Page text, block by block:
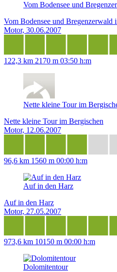
Vom Bodensee und
Vom Bodensee und Bregenzerwald
Motor, 30.06.2007
122,3 km 2170 m 03:50 h:m
Nette kleine Tour im
Nette kleine Tour im Bergischen
Motor, 12.06.2007
96,6 km 1560 m 00:00 h:m
Auf in den Harz
Auf in den Harz
Motor, 27.05.2007
973,6 km 10150 m 00:00 h:m
Dolomitentour